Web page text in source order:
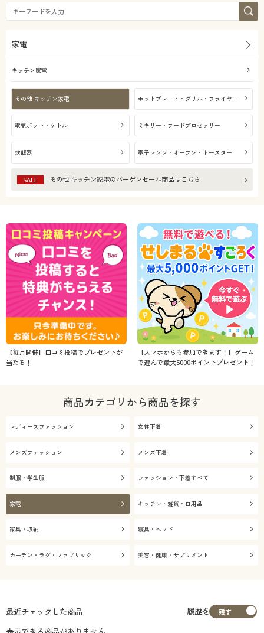
家電
キッチン家電
その他 キッチン家電 ホットプレート・グリル・フライヤー
電気ポット・ケトル ミキサー・フードプロセッサー
炊飯器 電子レンジ・オーブン・トースター
SALE その他 キッチン家電のバーゲンセール商品はこちら
【毎月開催】口コミ投稿でプレゼントが
当たる！
【スマホからも参加できます！】ゲーム
で遊んで最大5000ポイントプレゼント！
商品カテゴリから商品を探す
レディースファッション 女性下着
メンズファッション メンズ下着
制服・学生服 ファッション・下着すべて
家電 キッチン・雑貨・日用品
家具・収納 寝具・ベッド
カーテン・ラグ・ファブリック 美容・健康・サプリメント
最近チェックした商品
履歴を